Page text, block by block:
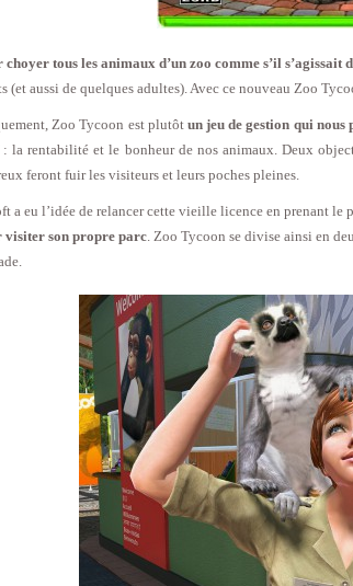
tous les animaux d’un zoo comme s’il s’agissait
(et aussi de quelques adultes). Avec ce nouveau Zoo
Zoo Tycoon est plutôt un jeu de gestion qui
la rentabilité et le bonheur de nos animaux. Deux
feront fuir les visiteurs et leurs poches pleines.
a eu l’idée de relancer cette vieille licence en prenant le
visiter son propre parc . Zoo Tycoon se divise ainsi en